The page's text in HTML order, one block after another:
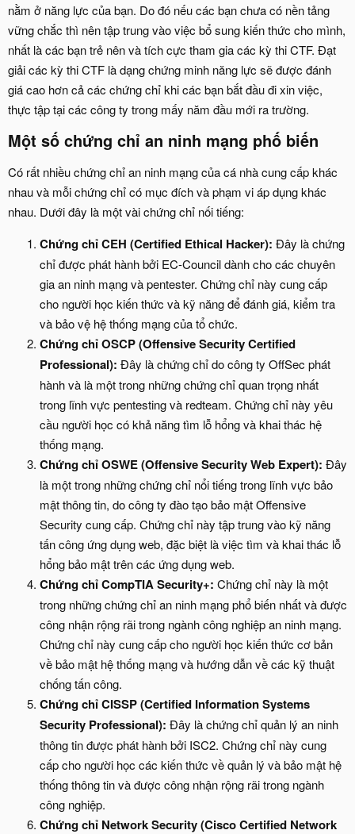
nằm ở năng lực của bạn. Do đó nếu các bạn chưa có nền tảng
vững chắc thì nên tập trung vào việc bổ sung kiến thức cho mình,
nhất là các bạn trẻ nên và tích cực tham gia các kỳ thi CTF. Đạt
giải các kỳ thi CTF là dạng chứng minh năng lực sẽ được đánh
giá cao hơn cả các chứng chỉ khi các bạn bắt đầu đi xin việc,
thực tập tại các công ty trong mấy năm đầu mới ra trường.
Một số chứng chỉ an ninh mạng phố biến​
Có rất nhiều chứng chỉ an ninh mạng của cá nhà cung cấp khác
nhau và mỗi chứng chỉ có mục đích và phạm vi áp dụng khác
nhau. Dưới đây là một vài chứng chỉ nối tiếng:
Chứng chỉ CEH (Certified Ethical Hacker): Đây là chứng
chỉ được phát hành bởi EC-Council dành cho các chuyên
gia an ninh mạng và pentester. Chứng chỉ này cung cấp
cho người học kiến thức và kỹ năng để đánh giá, kiểm tra
và bảo vệ hệ thống mạng của tổ chức.
Chứng chỉ OSCP (Offensive Security Certified
Professional): Đây là chứng chỉ do công ty OffSec phát
hành và là một trong những chứng chỉ quan trọng nhất
trong lĩnh vực pentesting và redteam. Chứng chỉ này yêu
cầu người học có khả năng tìm lỗ hổng và khai thác hệ
thống mạng.
Chứng chỉ OSWE (Offensive Security Web Expert): Đây
là một trong những chứng chỉ nổi tiếng trong lĩnh vực bảo
mật thông tin, do công ty đào tạo bảo mật Offensive
Security cung cấp. Chứng chỉ này tập trung vào kỹ năng
tấn công ứng dụng web, đặc biệt là việc tìm và khai thác lỗ
hổng bảo mật trên các ứng dụng web.
Chứng chỉ CompTIA Security+: Chứng chỉ này là một
trong những chứng chỉ an ninh mạng phổ biến nhất và được
công nhận rộng rãi trong ngành công nghiệp an ninh mạng.
Chứng chỉ này cung cấp cho người học kiến thức cơ bản
về bảo mật hệ thống mạng và hướng dẫn về các kỹ thuật
chống tấn công.
Chứng chỉ CISSP (Certified Information Systems
Security Professional): Đây là chứng chỉ quản lý an ninh
thông tin được phát hành bởi ISC2. Chứng chỉ này cung
cấp cho người học các kiến thức về quản lý và bảo mật hệ
thống thông tin và được công nhận rộng rãi trong ngành
công nghiệp.
Chứng chỉ Network Security (Cisco Certified Network